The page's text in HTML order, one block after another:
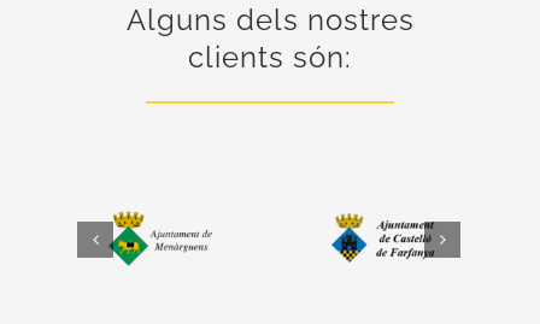
Alguns dels nostres
clients són: